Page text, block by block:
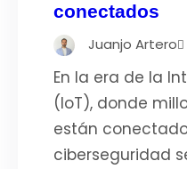
conectados
Juanjo Artero
En la era de la
(IoT), donde
están
ciberseguridad